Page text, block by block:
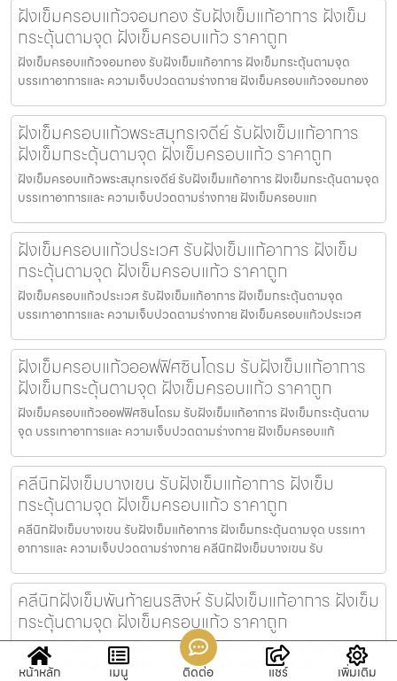
ฝังเข็มครอบแก้วจอมทอง รับฝังเข็มแก้อาการ ฝังเข็ม
กระตุ้นตามจุด ฝังเข็มครอบแก้ว ราคาถูก
ฝังเข็มครอบแก้วจอมทอง รับฝังเข็มแก้อาการ ฝังเข็มกระตุ้นตามจุด
บรรเทาอาการและ ความเจ็บปวดตามร่างกาย ฝังเข็มครอบแก้วจอมทอง
ฝังเข็มครอบแก้วพระสมุทรเจดีย์ รับฝังเข็มแก้อาการ
ฝังเข็มกระตุ้นตามจุด ฝังเข็มครอบแก้ว ราคาถูก
ฝังเข็มครอบแก้วพระสมุทรเจดีย์ รับฝังเข็มแก้อาการ ฝังเข็มกระตุ้นตามจุด
บรรเทาอาการและ ความเจ็บปวดตามร่างกาย ฝังเข็มครอบแก
ฝังเข็มครอบแก้วประเวศ รับฝังเข็มแก้อาการ ฝังเข็ม
กระตุ้นตามจุด ฝังเข็มครอบแก้ว ราคาถูก
ฝังเข็มครอบแก้วประเวศ รับฝังเข็มแก้อาการ ฝังเข็มกระตุ้นตามจุด
บรรเทาอาการและ ความเจ็บปวดตามร่างกาย ฝังเข็มครอบแก้วประเวศ
ฝังเข็มครอบแก้วออฟฟิศซินโดรม รับฝังเข็มแก้อาการ
ฝังเข็มกระตุ้นตามจุด ฝังเข็มครอบแก้ว ราคาถูก
ฝังเข็มครอบแก้วออฟฟิศซินโดรม รับฝังเข็มแก้อาการ ฝังเข็มกระตุ้นตาม
จุด บรรเทาอาการและ ความเจ็บปวดตามร่างกาย ฝังเข็มครอบแก้
คลีนิกฝังเข็มบางเขน รับฝังเข็มแก้อาการ ฝังเข็ม
กระตุ้นตามจุด ฝังเข็มครอบแก้ว ราคาถูก
คลีนิกฝังเข็มบางเขน รับฝังเข็มแก้อาการ ฝังเข็มกระตุ้นตามจุด บรรเทา
อาการและ ความเจ็บปวดตามร่างกาย คลีนิกฝังเข็มบางเขน รับ
คลีนิกฝังเข็มพันท้ายนรสิงห์ รับฝังเข็มแก้อาการ ฝังเข็ม
กระตุ้นตามจุด ฝังเข็มครอบแก้ว ราคาถูก
คลีนิกฝังเข็มพันท้ายนรสิงห์ รับฝังเข็มแก้อาการ ฝังเข็มกระตุ้นตามจุด
บรรเทาอาการและ ความเจ็บปวดตามร่างกาย คลีนิกฝังเข็มพั
หน้าหลัก เมนู ติดต่อ แชร์ เพิ่มเติม